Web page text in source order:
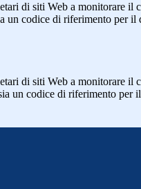
di siti Web a monitorare il
un codice di riferimento per
di siti Web a monitorare il
un codice di riferimento per